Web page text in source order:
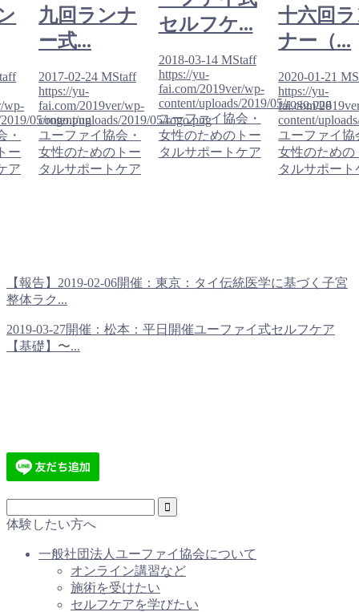
wp-
05/rogo.png
・
ー
ア
九回ランナ
ー式...
2017-02-24 MStaff
https://yu-
fai.com/2019ver/wp-
content/uploads/2019/05/rogo.png
ユーファイ協会・
女性のためのトー
タルサポートケア
セルフケ...
2018-03-14 MStaff
https://yu-
fai.com/2019ver/wp-
content/uploads/2019/05/rogo.png
ユーファイ協会・
女性のためのトー
タルサポートケア
十六回
ナー（...
2020-01-21
https://yu-
fai.com/
content/
ユーファイ協
女性のための
タルサポート
【報告】2019-02-06開催：東京：タイ伝統医学に基づく子宮
整体ラク...
2019-03-27開催：松本：平日開催ユーファイ式セルフケア
【基礎】〜...
体験したい方へ
一般社団法人ユーファイ協会について
オンライン講習など
施術を受けたい
セルフケアを学びたい